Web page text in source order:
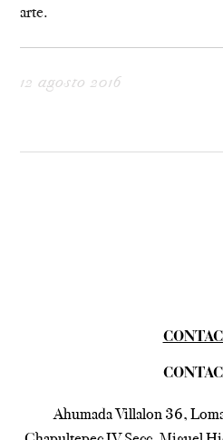
arte.
12 agosto 2016
Ahumada Villalon 36,